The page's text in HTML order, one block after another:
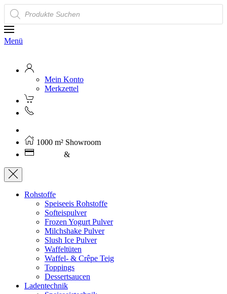
Products
search
Menü
Mein Konto
Merkzettel
1000 m² Showroom
&
Rohstoffe
Speiseeis Rohstoffe
Softeispulver
Frozen Yogurt Pulver
Milchshake Pulver
Slush Ice Pulver
Waffeltüten
Waffel- & Crêpe Teig
Toppings
Dessertsaucen
Ladentechnik